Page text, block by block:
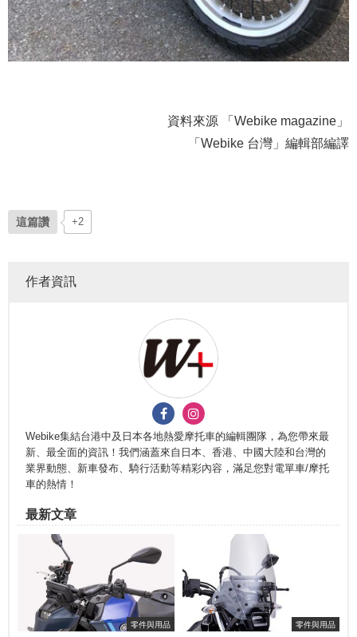
資料來源 「Webike magazine」
「Webike 台灣」編輯部編譯
這篇讚 +2
作者資訊
Webike集結台港中及日本各地熱愛摩托車的編輯團隊，為您帶來最
新、最全面的資訊！我們涵蓋來自日本、香港、中國大陸和台灣的
業界動態、新車發布、騎行活動等精彩內容，滿足您對電單車/摩托
車的熱情！
最新文章
零件與用品 零件與用品